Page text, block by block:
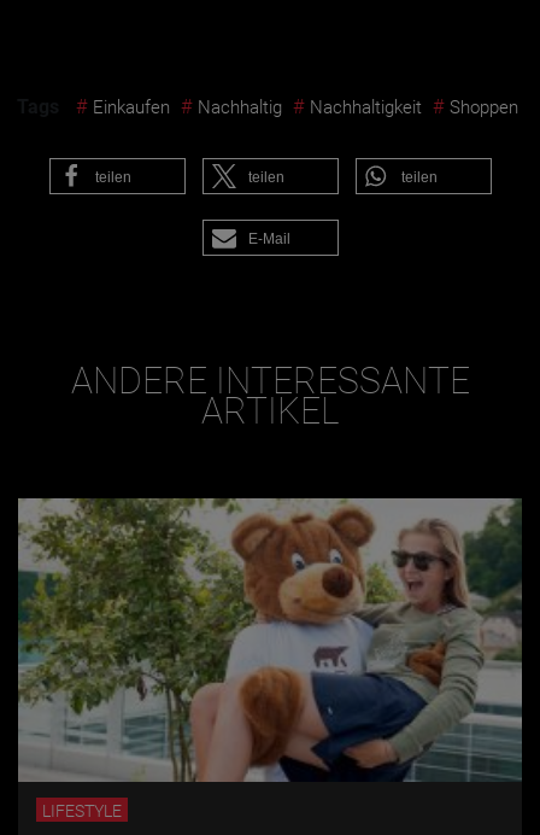
# Einkaufen # Nachhaltig # Nachhaltigkeit # Shoppen
teilen teilen teilen
E-Mail
ANDERE INTERESSANTE
ARTIKEL
LIFESTYLE